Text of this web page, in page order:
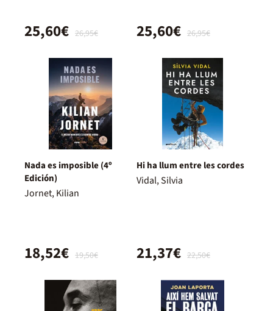
26,95€
25,60€ 26,95€
25,60€
Nada es imposible (4º
Edición)
Jornet, Kilian
19,50€
18,52€
Hi ha llum entre les cordes
Vidal, Silvia
22,50€
21,37€